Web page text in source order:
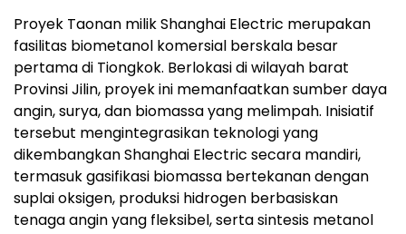
Proyek Taonan milik Shanghai Electric merupakan
fasilitas biometanol komersial berskala besar
pertama di Tiongkok. Berlokasi di wilayah barat
Provinsi Jilin, proyek ini memanfaatkan sumber daya
angin, surya, dan biomassa yang melimpah. Inisiatif
tersebut mengintegrasikan teknologi yang
dikembangkan Shanghai Electric secara mandiri,
termasuk gasifikasi biomassa bertekanan dengan
suplai oksigen, produksi hidrogen berbasiskan
tenaga angin yang fleksibel, serta sintesis metanol